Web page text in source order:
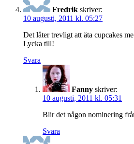
Fredrik skriver:
10 augusti, 2011 kl. 05:27
Det låter trevligt att äta cupcakes
Lycka till!
Svara
Fanny skriver:
10 augusti, 2011 kl. 05:31
Blir det någon nominering
Svara